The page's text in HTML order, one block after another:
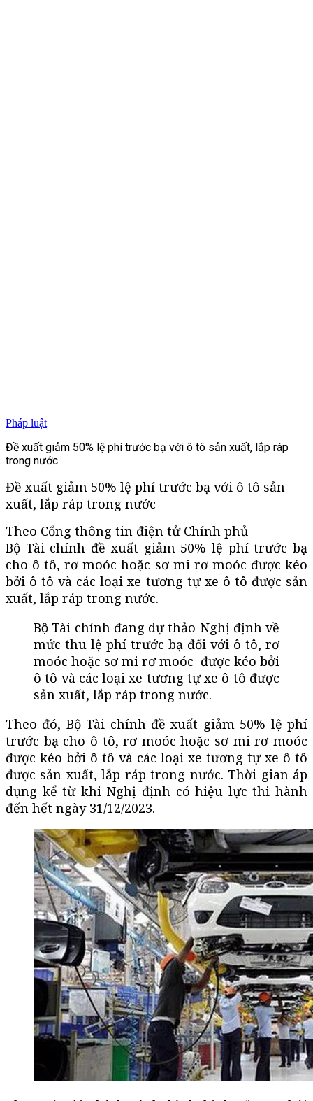
Pháp luật
Đề xuất giảm 50% lệ phí trước bạ với ô tô sản xuất, lắp ráp
trong nước
Đề xuất giảm 50% lệ phí trước bạ với ô tô sản
xuất, lắp ráp trong nước
Theo Cổng thông tin điện tử Chính phủ
Bộ Tài chính đề xuất giảm 50% lệ phí trước bạ
cho ô tô, rơ moóc hoặc sơ mi rơ moóc được kéo
bởi ô tô và các loại xe tương tự xe ô tô được sản
xuất, lắp ráp trong nước.
Bộ Tài chính đang dự thảo Nghị định về
mức thu lệ phí trước bạ đối với ô tô, rơ
moóc hoặc sơ mi rơ moóc được kéo bởi
ô tô và các loại xe tương tự xe ô tô được
sản xuất, lắp ráp trong nước.
Theo đó, Bộ Tài chính đề xuất giảm 50% lệ phí
trước bạ cho ô tô, rơ moóc hoặc sơ mi rơ moóc
được kéo bởi ô tô và các loại xe tương tự xe ô tô
được sản xuất, lắp ráp trong nước. Thời gian áp
dụng kể từ khi Nghị định có hiệu lực thi hành
đến hết ngày 31/12/2023.